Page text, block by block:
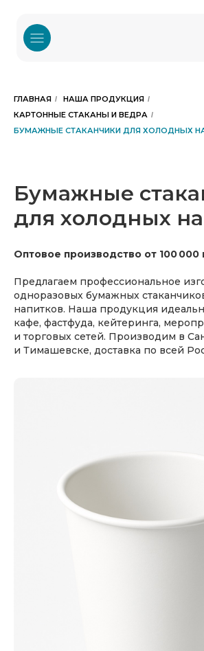
ГЛАВНАЯ / НАША ПРОДУКЦИЯ /
КАРТОННЫЕ СТАКАНЫ И ВЕДРА /
БУМАЖНЫЕ СТАКАНЧИКИ ДЛЯ ХОЛОДНЫХ
Бумажные
для холодных
Оптовое производство от 100 000
Предлагаем профессиональное
одноразовых бумажных
напитков. Наша продукция
кафе, фастфуда, кейтеринга,
и торговых сетей. Производим в
и Тимашевске, доставка по всей